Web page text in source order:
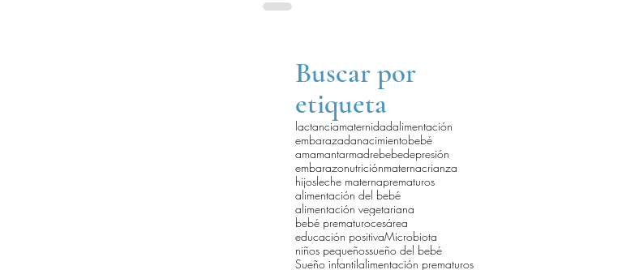
Buscar por
etiqueta
lactanciamaternidadalimentación
embarazadanacimientobebé
amamantarmadrebebedepresión
embarazonutriciónmaternacrianza
hijosleche maternaprematuros
alimentación del bebé
alimentación vegetariana
bebé prematurocesárea
educación positivaMicrobiota
niños pequeñossueño del bebé
Sueño infantilalimentación prematuros